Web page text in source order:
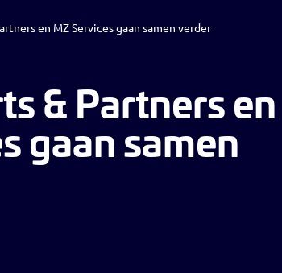
& Detacheren Werving & Selectie
en MZ Services gaan samen verder
& Partners en
gaan samen